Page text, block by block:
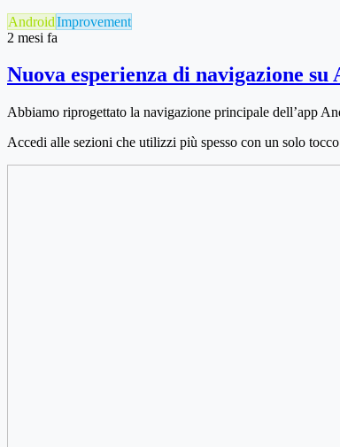
AndroidImprovement
2 mesi fa
Nuova esperienza di navigazione su
Abbiamo riprogettato la navigazione principale dell’app
Accedi alle sezioni che utilizzi più spesso con un solo